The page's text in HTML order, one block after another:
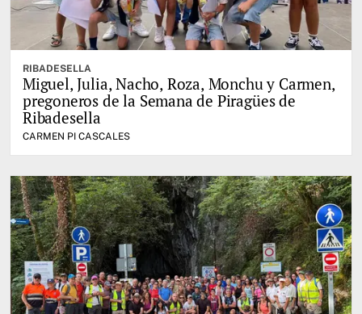
RIBADESELLA
Miguel, Julia, Nacho, Roza, Monchu y Carmen,
pregoneros de la Semana de Piragües de
Ribadesella
CARMEN PI CASCALES